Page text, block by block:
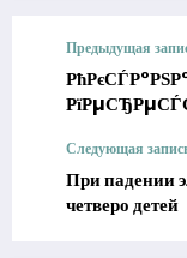
Предыдущая
РїР°РїРёРЅР°
Следующая
При падении
четверо детей